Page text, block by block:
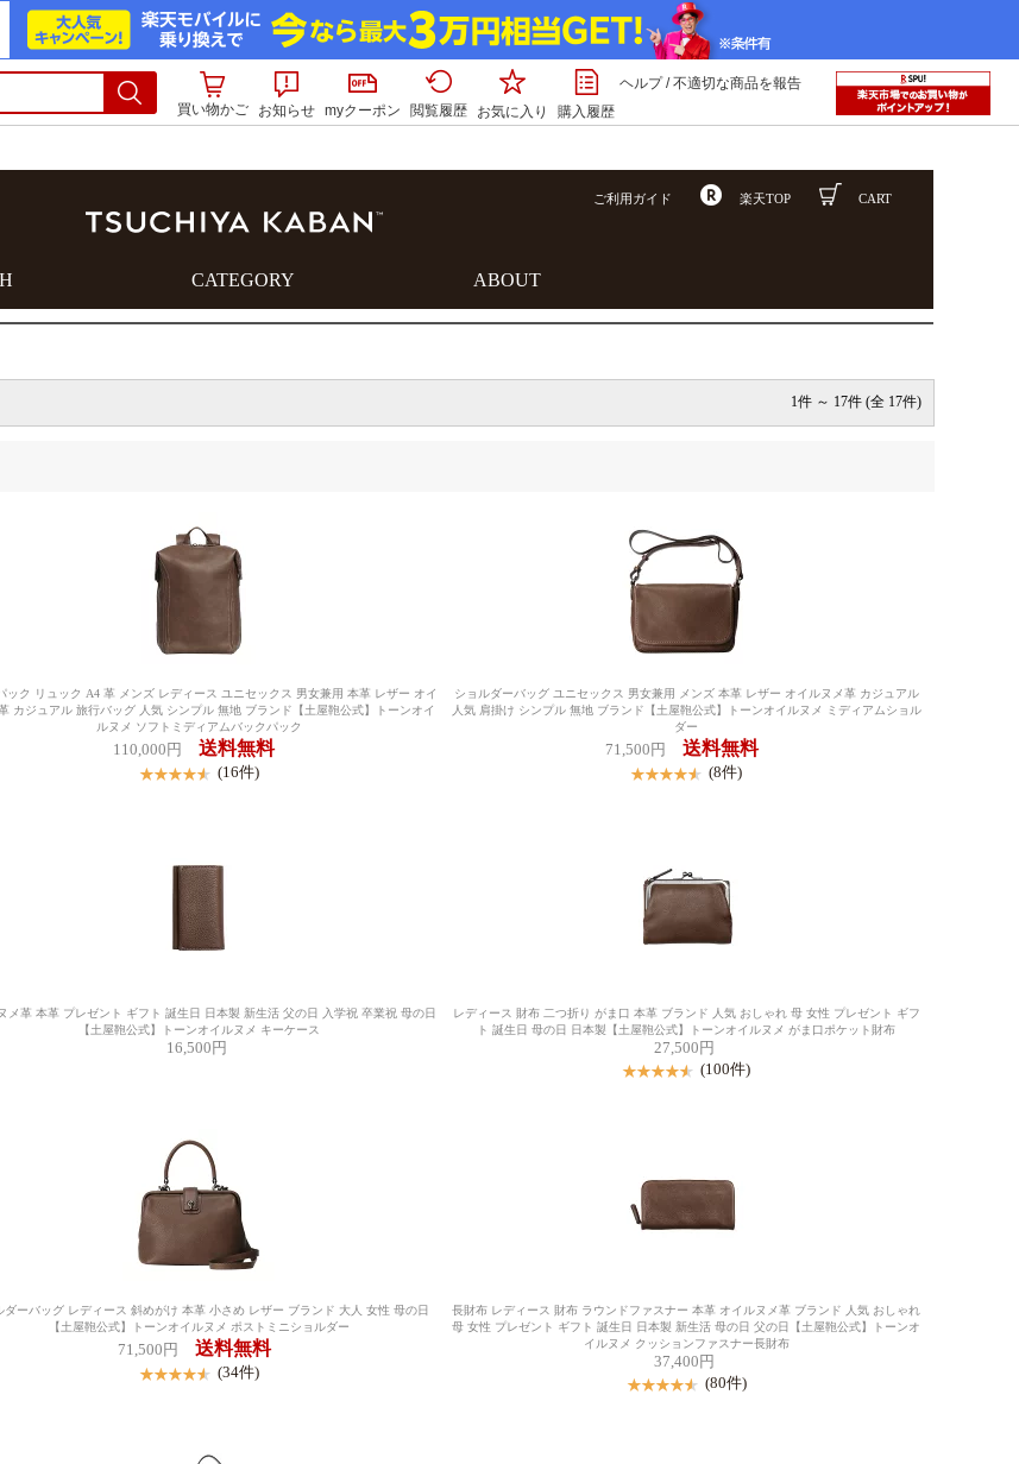
買い物かご
お知らせ myクーポン 閲覧履歴 お気に入り 購入履歴
ヘルプ/不適切な商品を報告
ご利用ガイド 楽天TOP CART
CATEGORY ABOUT
トートバッグ 二つ折り財布
1件 ～ 17件 (全 17件)
ック リュック A4 革 メンズ レディース ユニセックス 男女兼用 本革 レザー オイ
カジュアル 旅行バッグ 人気 シンプル 無地 ブランド【土屋鞄公式】トーンオイ
ルヌメ ソフトミディアムバックパック
110,000円 送料無料
(16件)
ショルダーバッグ ユニセックス 男女兼用 メンズ 本革 レザー オイルヌメ革 カジュアル
人気 肩掛け シンプル 無地 ブランド【土屋鞄公式】トーンオイルヌメ ミディアムショル
ダー
71,500円 送料無料
(8件)
メ革 本革 プレゼント ギフト 誕生日 日本製 新生活 父の日 入学祝 卒業祝 母の日
【土屋鞄公式】トーンオイルヌメ キーケース
16,500円
レディース 財布 二つ折り がま口 本革 ブランド 人気 おしゃれ 母 女性 プレゼント ギフ
ト 誕生日 母の日 日本製【土屋鞄公式】トーンオイルヌメ がま口ポケット財布
27,500円
(100件)
ダーバッグ レディース 斜めがけ 本革 小さめ レザー ブランド 大人 女性 母の日
【土屋鞄公式】トーンオイルヌメ ポストミニショルダー
71,500円 送料無料
(34件)
長財布 レディース 財布 ラウンドファスナー 本革 オイルヌメ革 ブランド 人気 おしゃれ
母 女性 プレゼント ギフト 誕生日 日本製 新生活 母の日 父の日【土屋鞄公式】トーンオ
イルヌメ クッションファスナー長財布
37,400円
(80件)